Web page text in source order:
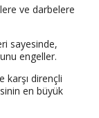
ve darbelere
sayesinde,
engeller.
karşı dirençli
en büyük